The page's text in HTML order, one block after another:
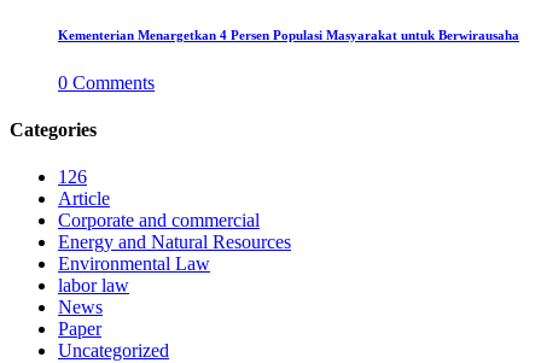
Kementerian Menargetkan 4 Persen Populasi Masyarakat untuk Berwirausaha
0 Comments
Categories
126
Article
Corporate and commercial
Energy and Natural Resources
Environmental Law
labor law
News
Paper
Uncategorized